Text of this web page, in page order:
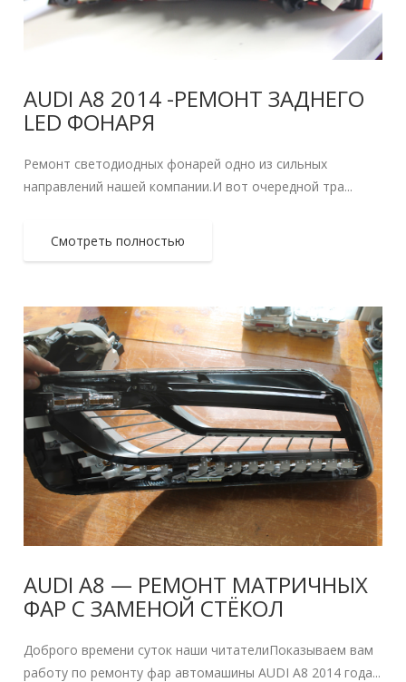
AUDI A8 2014 -РЕМОНТ ЗАДНЕГО
LED ФОНАРЯ
Ремонт светодиодных фонарей одно из сильных
направлений нашей компании.И вот очередной тра...
Смотреть полностью
AUDI A8 — РЕМОНТ МАТРИЧНЫХ
ФАР С ЗАМЕНОЙ СТЁКОЛ
Доброго времени суток наши читателиПоказываем вам
работу по ремонту фар автомашины AUDI A8 2014 года...